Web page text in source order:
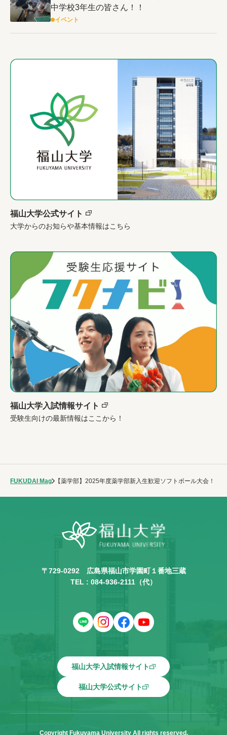
中学校3年生の皆さん！！
イベント
福山大学公式サイト
大学からのお知らや基本情報はこちら
福山大学入試情報サイト
受験生向けの最新情報はここから！
FUKUDAI Mag 【薬学部】2025年度薬学部新入生歓迎ソフトボール大会！
〒729-0292 広島県福山市学園町１番地三蔵
TEL : 084-936-2111 （代）
福山大学入試情報サイト
福山大学公式サイト
Copyright Fukuyama University All rights reserved.